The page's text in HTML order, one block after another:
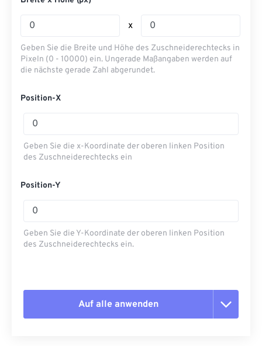
x
Geben Sie die Breite und Höhe des Zuschneiderechtecks ​​in
Pixeln (0 - 10000) ein. Ungerade Maßangaben werden auf
die nächste gerade Zahl abgerundet.
Position-X
Geben Sie die x-Koordinate der oberen linken Position
des Zuschneiderechtecks ​​ein
Position-Y
Geben Sie die Y-Koordinate der oberen linken Position
des Zuschneiderechtecks ​​ein.
Auf alle anwenden